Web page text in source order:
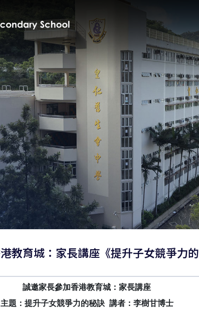
教育城：家長講座《提升子女競爭力
誠邀家長參加香港教育城：家長講座
主題：提升子女競爭力的秘訣 講者：李樹甘博士